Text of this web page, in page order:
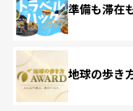
準備も滞在
地球の歩き